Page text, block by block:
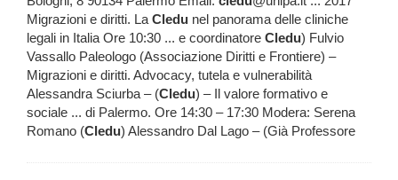
Migrazioni e diritti. LaCledu nel panorama delle cliniche
legali in Italia Ore 10:30 ... e coordinatore Cledu) Fulvio
Vassallo Paleologo (Associazione Diritti e Frontiere) –
Migrazioni e diritti. Advocacy, tutela e vulnerabilità
Alessandra Sciurba – (Cledu) – Il valore formativo e
sociale ... di Palermo. Ore 14:30 – 17:30 Modera: Serena
Romano (Cledu) Alessandro Dal Lago – (Già Professore